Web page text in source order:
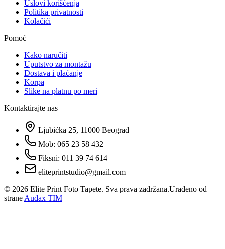
Uslovi korišćenja
Politika privatnosti
Kolačići
Pomoć
Kako naručiti
Uputstvo za montažu
Dostava i plaćanje
Korpa
Slike na platnu po meri
Kontaktirajte nas
Ljubićka 25, 11000 Beograd
Mob: 065 23 58 432
Fiksni: 011 39 74 614
eliteprintstudio@gmail.com
© 2026 Elite Print Foto Tapete. Sva prava zadržana.Urađeno od
strane Audax TIM